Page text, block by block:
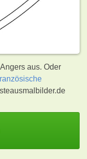
aus. Oder